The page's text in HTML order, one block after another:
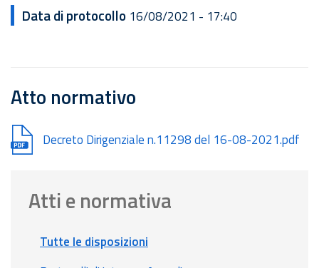
Data di protocollo 16/08/2021 - 17:40
Atto normativo
Document
Decreto Dirigenziale n.11298 del 16-08-2021.pdf
Atti e normativa
Tutte le disposizioni